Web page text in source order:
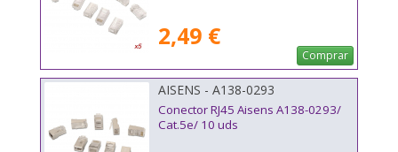
2,49 €
Comprar
AISENS - A138-0293
Conector RJ45 Aisens A138-0293/
Cat.5e/ 10 uds